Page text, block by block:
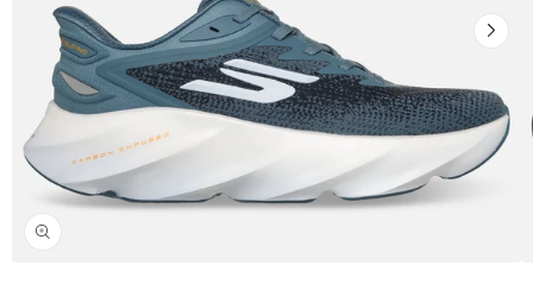
Åbn
mediet
1
i
gallerivisning